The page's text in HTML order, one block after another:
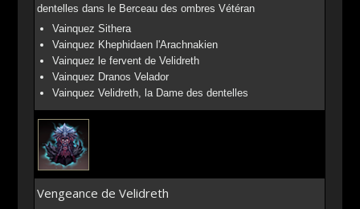
dentelles dans le Berceau des ombres Vétéran
Vainquez Sithera
Vainquez Khephidaen l'Arachnakien
Vainquez le fervent de Velidreth
Vainquez Dranos Velador
Vainquez Velidreth, la Dame des dentelles
Vengeance de Velidreth